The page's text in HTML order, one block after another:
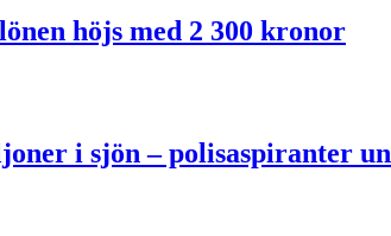
höjs med 2 300 kronor
i sjön – polisaspiranter